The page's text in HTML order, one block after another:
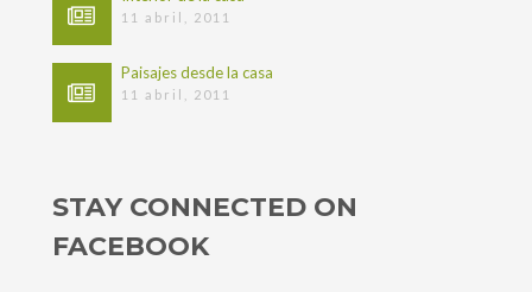
11 abril, 2011
Paisajes desde la casa
11 abril, 2011
STAY CONNECTED ON
FACEBOOK